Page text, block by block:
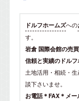
ドルフホームズへの
す。
岩倉 国際会館の売
信頼と実績のドルフ
土地活用・相続・
談下さいませ。
お電話＊FAX＊メ